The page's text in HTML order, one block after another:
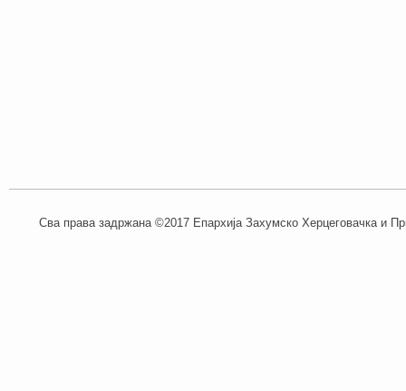
Сва права задржана ©2017 Епархија Захумско Херцеговачка и